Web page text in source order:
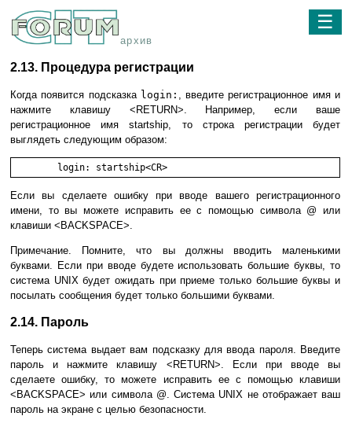
архив
☰
2.13. Процедура регистрации
Когда появится подсказка login: , введите регистрационное имя и
нажмите клавишу <RETURN>. Например, если ваше
регистрационное имя startship, то строка регистрации будет
выглядеть следующим образом:
	login: startship<CR>
Если вы сделаете ошибку при вводе вашего регистрационного
имени, то вы можете исправить ее с помощью символа @ или
клавиши <BACKSPACE>.
Примечание. Помните, что вы должны вводить маленькими
буквами. Если при вводе будете использовать большие буквы, то
система UNIX будет ожидать при приеме только большие буквы и
посылать сообщения будет только большими буквами.
2.14. Пароль
Теперь система выдает вам подсказку для ввода пароля. Введите
пароль и нажмите клавишу <RETURN>. Если при вводе вы
сделаете ошибку, то можете исправить ее с помощью клавиши
<BACKSPACE> или символа @. Система UNIX не отображает ваш
пароль на экране с целью безопасности.